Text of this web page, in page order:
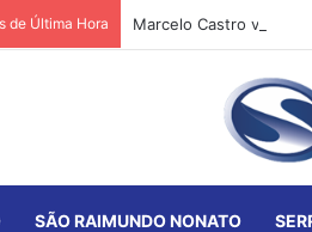
de Última Hora
SÃO RAIMUNDO NONATO